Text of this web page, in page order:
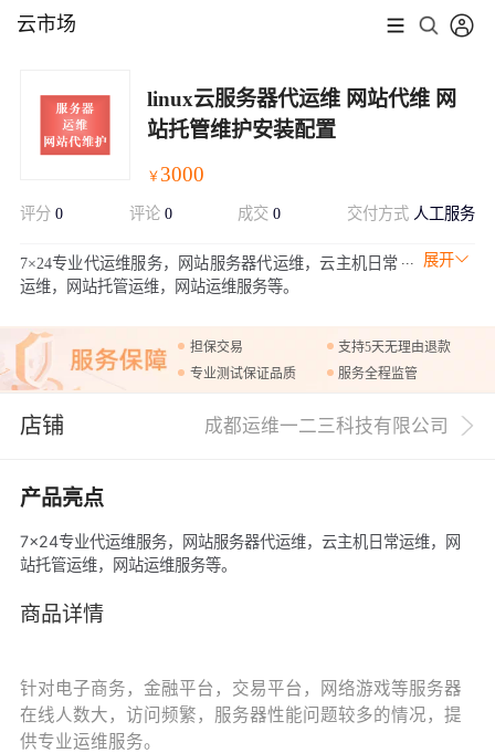
云市场
linux云服务器代运维 网站代维 网
站托管维护安装配置
￥ 3000
评分 0 评论 0 成交0 交付方式 人工服务
展开
7×24专业代运维服务，网站服务器代运维，云主机日常
运维，网站托管运维，网站运维服务等。
担保交易
支持5天无理由退款
专业测试保证品质
服务全程监管
店铺 成都运维一二三科技有限公司
产品亮点
7×24专业代运维服务，网站服务器代运维，云主机日常运维，网
站托管运维，网站运维服务等。
商品详情
针对电子商务，金融平台，交易平台，网络游戏等服务器
在线人数大，访问频繁，服务器性能问题较多的情况，提
供专业运维服务。